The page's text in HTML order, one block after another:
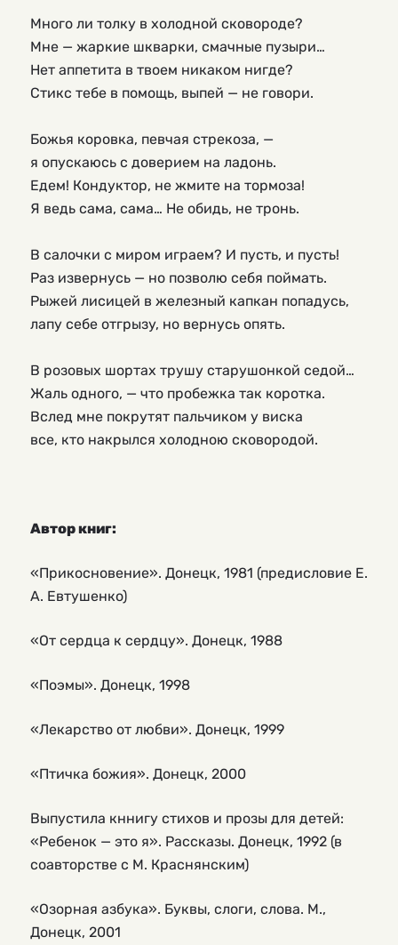
Много ли толку в холодной сковороде?
Мне — жаркие шкварки, смачные пузыри…
Нет аппетита в твоем никаком нигде?
Стикс тебе в помощь, выпей — не говори.
Божья коровка, певчая стрекоза, —
я опускаюсь с доверием на ладонь.
Едем! Кондуктор, не жмите на тормоза!
Я ведь сама, сама… Не обидь, не тронь.
В салочки с миром играем? И пусть, и пусть!
Раз извернусь — но позволю себя поймать.
Рыжей лисицей в железный капкан попадусь,
лапу себе отгрызу, но вернусь опять.
В розовых шортах трушу старушонкой седой…
Жаль одного, — что пробежка так коротка.
Вслед мне покрутят пальчиком у виска
все, кто накрылся холодною сковородой.
Автор книг:
«Прикосновение». Донецк, 1981 (предисловие Е.
А. Евтушенко)
«От сердца к сердцу». Донецк, 1988
«Поэмы». Донецк, 1998
«Лекарство от любви». Донецк, 1999
«Птичка божия». Донецк, 2000
Выпустила кннигу стихов и прозы для детей:
«Ребенок — это я». Рассказы. Донецк, 1992 (в
соавторстве с М. Краснянским)
«Озорная азбука». Буквы, слоги, слова. М.,
Донецк, 2001